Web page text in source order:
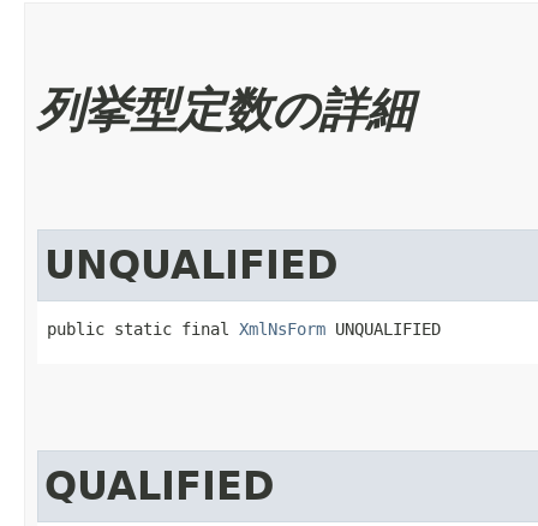
列挙型定数の詳細
UNQUALIFIED
public static final XmlNsForm UNQUALIFIED
QUALIFIED